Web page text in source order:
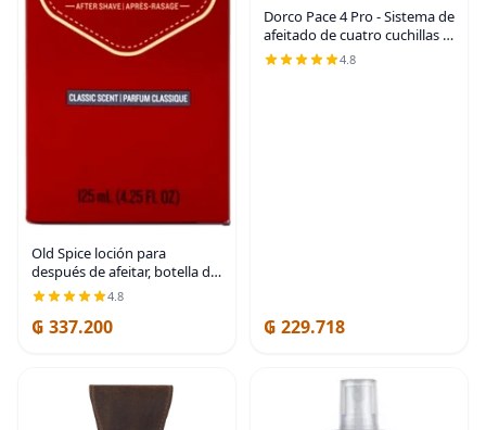
Old Spice loción para
después de afeitar, botella de
6.37 onzas (paquete de 3
4.8
₲ 337.200
Dorco Pace 4 Pro - Sistema de
afeitado de cuatro cuchillas -
2 asas de repuesto (solo
4.8
₲ 229.718